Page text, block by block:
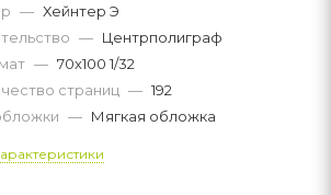
— Хейнтер Э
— Центрполиграф
— 70x100 1/32
страниц — 192
— Мягкая обложка